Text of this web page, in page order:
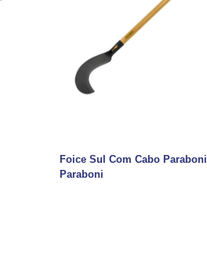
Foice Sul Com Cabo Paraboni
Paraboni